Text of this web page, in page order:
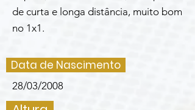
de curta e longa distância, muito bom
no 1x1.
Data de Nascimento
28/03/2008